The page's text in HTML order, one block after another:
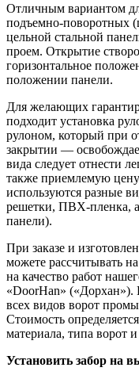
Отличным вариантом
подъемно-поворотных
цельной стальной
проем. Открытие
горизонтальное
положении панели.
Для желающих
подходит установка
рулоном, который при
закрытии —
вида следует отнести
также приемлемую
используются разные
решетки, ПВХ-пленка,
панели).
При заказе и
можете рассчитывать
на качество работ
«DoorHan» («Дорхан»).
всех видов ворот
Стоимость
материала, типа ворот
Установить забор на